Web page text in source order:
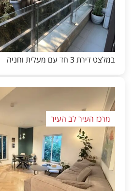
במלצט דירת 3 חד עם מעלית וחניה
מרכז העיר לב העיר